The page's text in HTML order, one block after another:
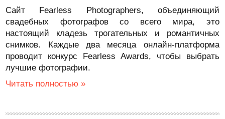
Сайт Fearless Photographers, объединяющий
свадебных фотографов со всего мира, это
настоящий кладезь трогательных и романтичных
снимков. Каждые два месяца онлайн-платформа
проводит конкурс Fearless Awards, чтобы выбрать
лучшие фотографии.
Читать полностью »